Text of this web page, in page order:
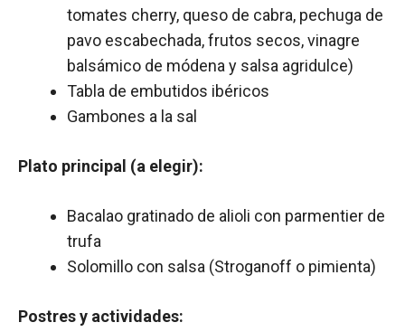
tomates cherry, queso de cabra, pechuga de
pavo escabechada, frutos secos, vinagre
balsámico de módena y salsa agridulce)
Tabla de embutidos ibéricos
Gambones a la sal
Plato principal (a elegir):
Bacalao gratinado de alioli con parmentier de
trufa
Solomillo con salsa (Stroganoff o pimienta)
Postres y actividades: